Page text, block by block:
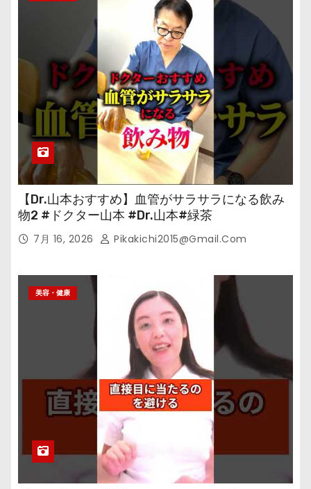
【Dr.山本おすすめ】血管がサラサラになる飲み
物2 #ドクター山本 #Dr.山本#緑茶
7月 16, 2026 Pikakichi2015@gmail.com
美容・健康